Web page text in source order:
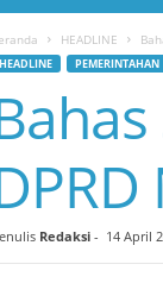
HEADLINE
HEADLINE PEMERINTAHAN
Redaksi- 14 April